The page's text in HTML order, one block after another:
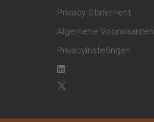
Privacy Statement
Algemene Voorwaarden
Privacyinstellingen